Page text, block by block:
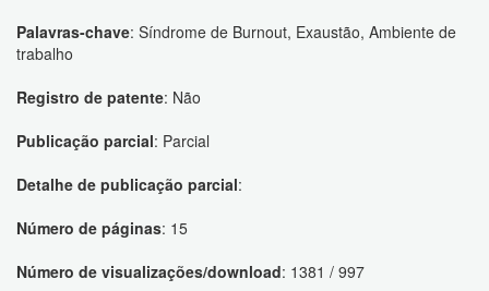
Palavras-chave: Síndrome de Burnout, Exaustão, Ambiente de
trabalho
Registro de patente: Não
Publicação parcial: Parcial
Detalhe de publicação parcial:
Número de páginas: 15
Número de visualizações/download: 1381 / 997